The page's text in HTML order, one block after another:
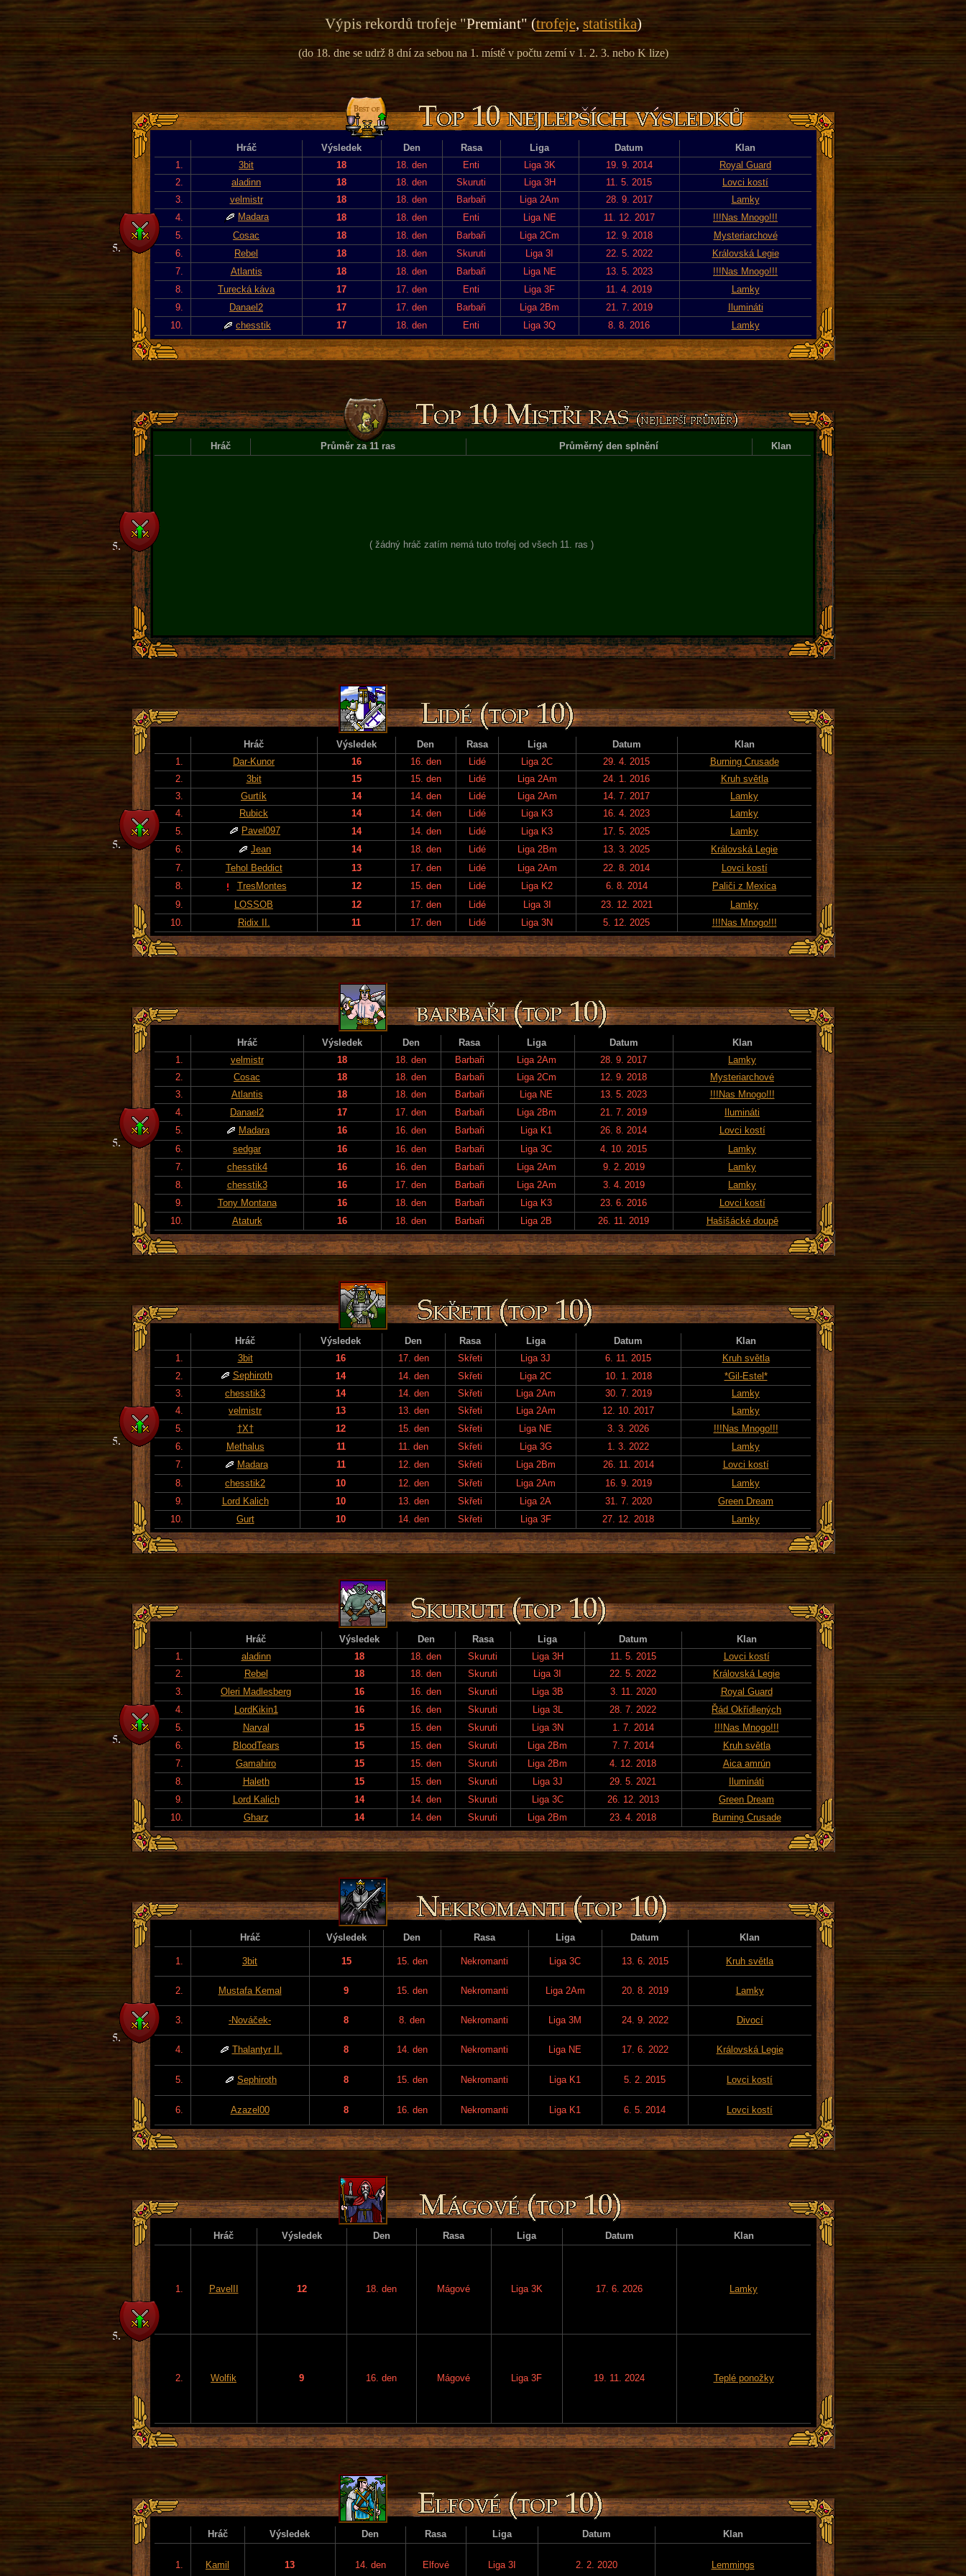
Výpis rekordů trofeje "Premiant" (trofeje, statistika)
(do 18. dne se udrž 8 dní za sebou na 1. místě v počtu zemí v 1. 2. 3. nebo K lize)
Hráč Výsledek Den Rasa Liga Datum
Klan
1.
3bit 18 18. den Enti Liga 3K 19. 9. 2014
Royal Guard
2.
aladinn 18 18. den Skuruti Liga 3H 11. 5. 2015
Lovci kostí
3.
velmistr 18 18. den Barbaři Liga 2Am 28. 9. 2017
Lamky
4.
Madara 18 18. den Enti Liga NE 11. 12. 2017
!!!Nas Mnogo!!!
5.
Cosac 18 18. den Barbaři Liga 2Cm 12. 9. 2018
Mysteriarchové
6.
Rebel 18 18. den Skuruti Liga 3I 22. 5. 2022
Královská Legie
7.
Atlantis 18 18. den Barbaři Liga NE 13. 5. 2023
!!!Nas Mnogo!!!
8.
Turecká káva 17 17. den Enti Liga 3F 11. 4. 2019
Lamky
9.
Danael2 17 17. den Barbaři Liga 2Bm 21. 7. 2019
Ilumináti
10.
chesstik 17 18. den Enti Liga 3Q 8. 8. 2016 Lamky
Hráč Průměr za 11 ras Průměrný den splnění Klan
( žádný hráč zatím nemá tuto trofej od všech 11. ras )
Hráč Výsledek Den Rasa Liga Datum
Klan
1.
Dar-Kunor 16 16. den Lidé Liga 2C 29. 4. 2015
Burning Crusade
2.
3bit 15 15. den Lidé Liga 2Am 24. 1. 2016
Kruh světla
3.
Gurtík 14 14. den Lidé Liga 2Am 14. 7. 2017
Lamky
4.
Rubick 14 14. den Lidé Liga K3 16. 4. 2023
Lamky
5.
Pavel097 14 14. den Lidé Liga K3 17. 5. 2025
Lamky
6.
Jean 14 18. den Lidé Liga 2Bm 13. 3. 2025
Královská Legie
7.
Tehol Beddict 13 17. den Lidé Liga 2Am 22. 8. 2014
Lovci kostí
8.
TresMontes 12 15. den Lidé Liga K2 6. 8. 2014
Paliči z Mexica
9.
LOSSOB 12 17. den Lidé Liga 3I 23. 12. 2021
Lamky
10.
Ridix II. 11 17. den Lidé Liga 3N 5. 12. 2025 !!!Nas Mnogo!!!
Hráč Výsledek Den Rasa Liga Datum
Klan
1.
velmistr 18 18. den Barbaři Liga 2Am 28. 9. 2017
Lamky
2.
Cosac 18 18. den Barbaři Liga 2Cm 12. 9. 2018
Mysteriarchové
3.
Atlantis 18 18. den Barbaři Liga NE 13. 5. 2023
!!!Nas Mnogo!!!
4.
Danael2 17 17. den Barbaři Liga 2Bm 21. 7. 2019
Ilumináti
5.
Madara 16 16. den Barbaři Liga K1 26. 8. 2014
Lovci kostí
6.
sedgar 16 16. den Barbaři Liga 3C 4. 10. 2015
Lamky
7.
chesstik4 16 16. den Barbaři Liga 2Am 9. 2. 2019
Lamky
8.
chesstik3 16 17. den Barbaři Liga 2Am 3. 4. 2019
Lamky
9.
Tony Montana 16 18. den Barbaři Liga K3 23. 6. 2016
Lovci kostí
10.
Ataturk 16 18. den Barbaři Liga 2B 26. 11. 2019 Hašišácké doupě
Hráč Výsledek Den Rasa Liga Datum
Klan
1.
3bit 16 17. den Skřeti Liga 3J 6. 11. 2015
Kruh světla
2.
Sephiroth 14 14. den Skřeti Liga 2C 10. 1. 2018
*Gil-Estel*
3.
chesstik3 14 14. den Skřeti Liga 2Am 30. 7. 2019
Lamky
4.
velmistr 13 13. den Skřeti Liga 2Am 12. 10. 2017
Lamky
5.
†X† 12 15. den Skřeti Liga NE 3. 3. 2026
!!!Nas Mnogo!!!
6.
Methalus 11 11. den Skřeti Liga 3G 1. 3. 2022
Lamky
7.
Madara 11 12. den Skřeti Liga 2Bm 26. 11. 2014
Lovci kostí
8.
chesstik2 10 12. den Skřeti Liga 2Am 16. 9. 2019
Lamky
9.
Lord Kalich 10 13. den Skřeti Liga 2A 31. 7. 2020
Green Dream
10.
Gurt 10 14. den Skřeti Liga 3F 27. 12. 2018 Lamky
Hráč Výsledek Den Rasa Liga Datum
Klan
1.
aladinn 18 18. den Skuruti Liga 3H 11. 5. 2015
Lovci kostí
2.
Rebel 18 18. den Skuruti Liga 3I 22. 5. 2022
Královská Legie
3.
Oleri Madlesberg 16 16. den Skuruti Liga 3B 3. 11. 2020
Royal Guard
4.
LordKikin1 16 16. den Skuruti Liga 3L 28. 7. 2022
Řád Okřídlených
5.
Narval 15 15. den Skuruti Liga 3N 1. 7. 2014
!!!Nas Mnogo!!!
6.
BloodTears 15 15. den Skuruti Liga 2Bm 7. 7. 2014
Kruh světla
7.
Gamahiro 15 15. den Skuruti Liga 2Bm 4. 12. 2018
Aica amrún
8.
Haleth 15 15. den Skuruti Liga 3J 29. 5. 2021
Ilumináti
9.
Lord Kalich 14 14. den Skuruti Liga 3C 26. 12. 2013
Green Dream
10.
Gharz 14 14. den Skuruti Liga 2Bm 23. 4. 2018 Burning Crusade
Hráč Výsledek Den Rasa Liga Datum Klan
1. 3bit 15 15. den Nekromanti Liga 3C 13. 6. 2015 Kruh světla
2. Mustafa Kemal 9 15. den Nekromanti Liga 2Am 20. 8. 2019 Lamky
3. -Nováček- 8 8. den Nekromanti Liga 3M 24. 9. 2022 Divocí
4. Thalantyr II. 8 14. den Nekromanti Liga NE 17. 6. 2022 Královská Legie
5. Sephiroth 8 15. den Nekromanti Liga K1 5. 2. 2015 Lovci kostí
6. Azazel00 8 16. den Nekromanti Liga K1 6. 5. 2014 Lovci kostí
Hráč Výsledek Den Rasa Liga Datum Klan
1. PavelII 12 18. den Mágové Liga 3K 17. 6. 2026 Lamky
2. Wolfik 9 16. den Mágové Liga 3F 19. 11. 2024 Teplé ponožky
Hráč Výsledek Den Rasa Liga Datum Klan
1. Kamil 13 14. den Elfové Liga 3I 2. 2. 2020 Lemmings